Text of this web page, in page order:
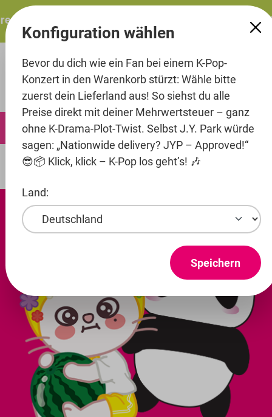
springen
ITZY – ITZY 3RD WORLD TOUR “TUNNEL
0
Fashion Sweaters
Konfiguration wählen
Bevor du dich wie ein Fan bei einem K-Pop-
Konzert in den Warenkorb stürzt: Wähle bitte
zuerst dein Lieferland aus! So siehst du alle
Preise direkt mit deiner Mehrwertsteuer – ganz
ohne K-Drama-Plot-Twist. Selbst J.Y. Park würde
sagen: „Nationwide delivery? JYP – Approved!“
😎📦 Klick, klick – K-Pop los geht’s! 🎶
Land:
Speichern